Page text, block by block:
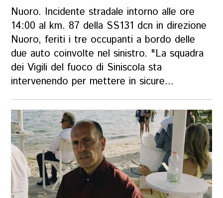
Nuoro. Incidente stradale intorno alle ore
14:00 al km. 87 della SS131 dcn in direzione
Nuoro, feriti i tre occupanti a bordo delle
due auto coinvolte nel sinistro. "La squadra
dei Vigili del fuoco di Siniscola sta
intervenendo per mettere in sicure...